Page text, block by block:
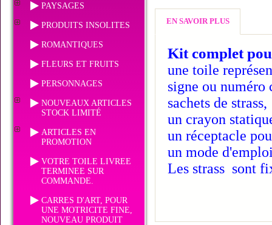
PAYSAGES
PRODUITS INSOLITES
ROMANTIQUES
FLEURS ET FRUITS
PERSONNAGES
NOUVEAUX ARTICLES
STOCK LIMITÉ
ARTICLES EN
PROMOTION
VOTRE TOILE LIVREE
TERMINEE SUR
COMMANDE.
CARRES D'ART, POUR
UNE MOTRICITE FINE,
NOUVEAU PRODUIT
EN SAVOIR PLUS
Kit complet
une toile
signe ou numéro
sachets de strass,
un crayon
un réceptacle
un mode
Les strass sont